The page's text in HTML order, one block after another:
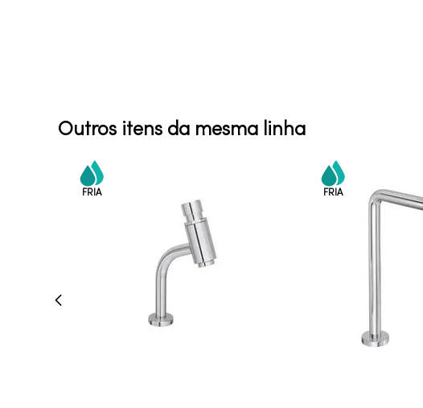
Outros itens da mesma linha
COMPRAR AGORA
VEJA MAIS